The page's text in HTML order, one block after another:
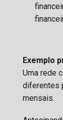
Exemplo
Uma rede
diferentes
mensais.